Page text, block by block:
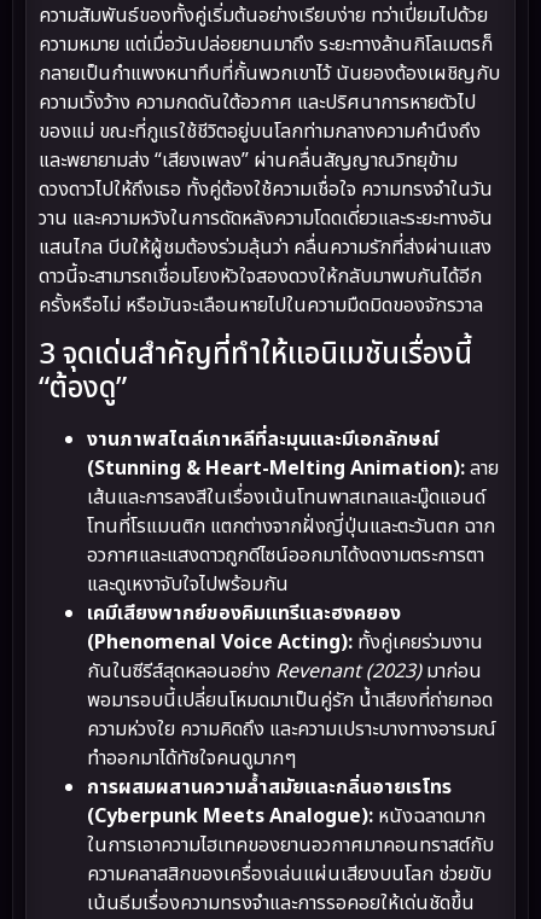
ความสัมพันธ์ของทั้งคู่เริ่มต้นอย่างเรียบง่าย ทว่าเปี่ยมไปด้วย
ความหมาย แต่เมื่อวันปล่อยยานมาถึง ระยะทางล้านกิโลเมตรก็
กลายเป็นกำแพงหนาทึบที่กั้นพวกเขาไว้ นันยองต้องเผชิญกับ
ความเวิ้งว้าง ความกดดันใต้อวกาศ และปริศนาการหายตัวไป
ของแม่ ขณะที่กูแรใช้ชีวิตอยู่บนโลกท่ามกลางความคำนึงถึง
และพยายามส่ง “เสียงเพลง” ผ่านคลื่นสัญญาณวิทยุข้าม
ดวงดาวไปให้ถึงเธอ ทั้งคู่ต้องใช้ความเชื่อใจ ความทรงจำในวัน
วาน และความหวังในการดัดหลังความโดดเดี่ยวและระยะทางอัน
แสนไกล บีบให้ผู้ชมต้องร่วมลุ้นว่า คลื่นความรักที่ส่งผ่านแสง
ดาวนี้จะสามารถเชื่อมโยงหัวใจสองดวงให้กลับมาพบกันได้อีก
ครั้งหรือไม่ หรือมันจะเลือนหายไปในความมืดมิดของจักรวาล
3 จุดเด่นสำคัญที่ทำให้แอนิเมชันเรื่องนี้
“ต้องดู”
งานภาพสไตล์เกาหลีที่ละมุนและมีเอกลักษณ์
(Stunning & Heart-Melting Animation):ลาย
เส้นและการลงสีในเรื่องเน้นโทนพาสเทลและมู๊ดแอนด์
โทนที่โรแมนติก แตกต่างจากฝั่งญี่ปุ่นและตะวันตก ฉาก
อวกาศและแสงดาวถูกดีไซน์ออกมาได้งดงามตระการตา
และดูเหงาจับใจไปพร้อมกัน
เคมีเสียงพากย์ของคิมแทรีและฮงคยอง
(Phenomenal Voice Acting): ทั้งคู่เคยร่วมงาน
กันในซีรีส์สุดหลอนอย่าง Revenant (2023)มาก่อน
พอมารอบนี้เปลี่ยนโหมดมาเป็นคู่รัก น้ำเสียงที่ถ่ายทอด
ความห่วงใย ความคิดถึง และความเปราะบางทางอารมณ์
ทำออกมาได้ทัชใจคนดูมากๆ
การผสมผสานความล้ำสมัยและกลิ่นอายเรโทร
(Cyberpunk Meets Analogue): หนังฉลาดมาก
ในการเอาความไฮเทคของยานอวกาศมาคอนทราสต์กับ
ความคลาสสิกของเครื่องเล่นแผ่นเสียงบนโลก ช่วยขับ
เน้นธีมเรื่องความทรงจำและการรอคอยให้เด่นชัดขึ้น